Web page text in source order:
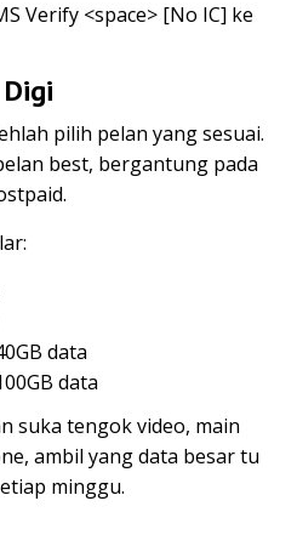
Verify <space> [No IC] ke
pilih pelan yang sesuai.
best, bergantung pada
data
data
suka tengok video, main
ambil yang data besar tu
minggu.